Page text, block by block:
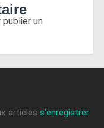
un
articles s'enregistrer